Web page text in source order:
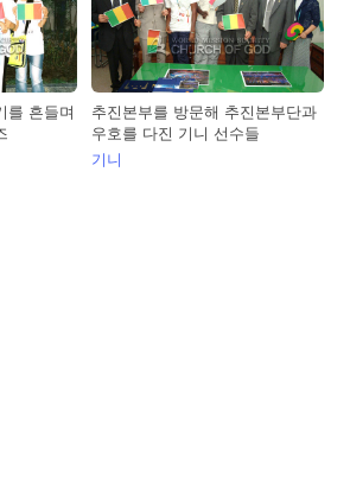
를 흔들며
추진본부를 방문해 추진본부단과
우호를 다진 기니 선수들
기니